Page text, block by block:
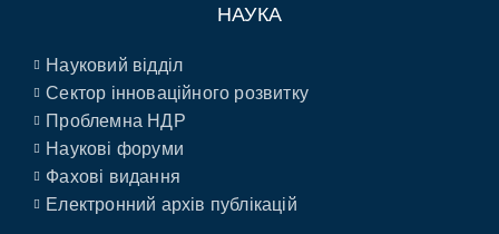
НАУКА
Науковий відділ
Сектор інноваційного розвитку
Проблемна НДР
Наукові форуми
Фахові видання
Електронний архів публікацій